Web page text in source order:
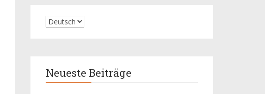
Neueste Beiträge